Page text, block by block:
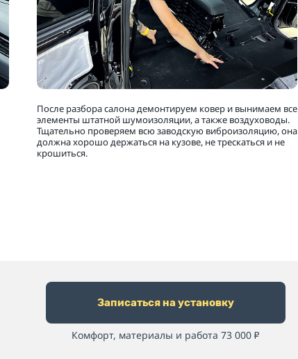
После разбора салона демонтируем ковер и вынимаем все
элементы штатной шумоизоляции, а также воздуховоды.
Тщательно проверяем всю заводскую виброизоляцию, она
должна хорошо держаться на кузове, не трескаться и не
крошиться.
Записаться на установку
Комфорт, материалы и работа 73 000 ₽